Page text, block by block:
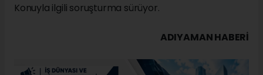
Konuyla ilgili soruşturma sürüyor.
ADIYAMAN HABERİ